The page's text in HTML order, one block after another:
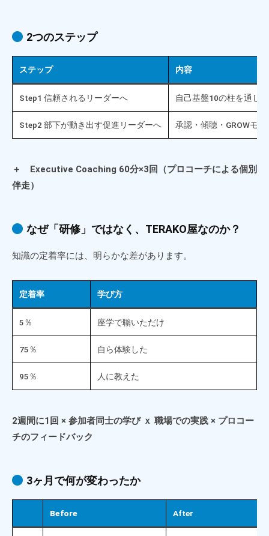
2つのステップ
ステップ 内容
Step1 信頼されるリーダーへ 自己基盤10の柱を通し
Step2 部下が動き出す促進リーダーへ 承認・傾聴・GROWモ
＋ Executive Coaching 60分×3回（プロコーチによる個別
伴走）
なぜ「研修」ではなく、TERAKO屋なのか？
知識の定着率には、明らかな差があります。
定着率 学び方
5％ 座学で聬いただけ
75％ 自ら体験した
95％ 人に教えた
2週間に1回 × 参加者同士の学び ｘ 職場での実践 × プロコー
チのフィードバック
3ヶ月で何が変わったか
Before After